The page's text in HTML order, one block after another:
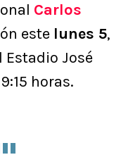
Carlos
este lunes 5,
Estadio José
horas.